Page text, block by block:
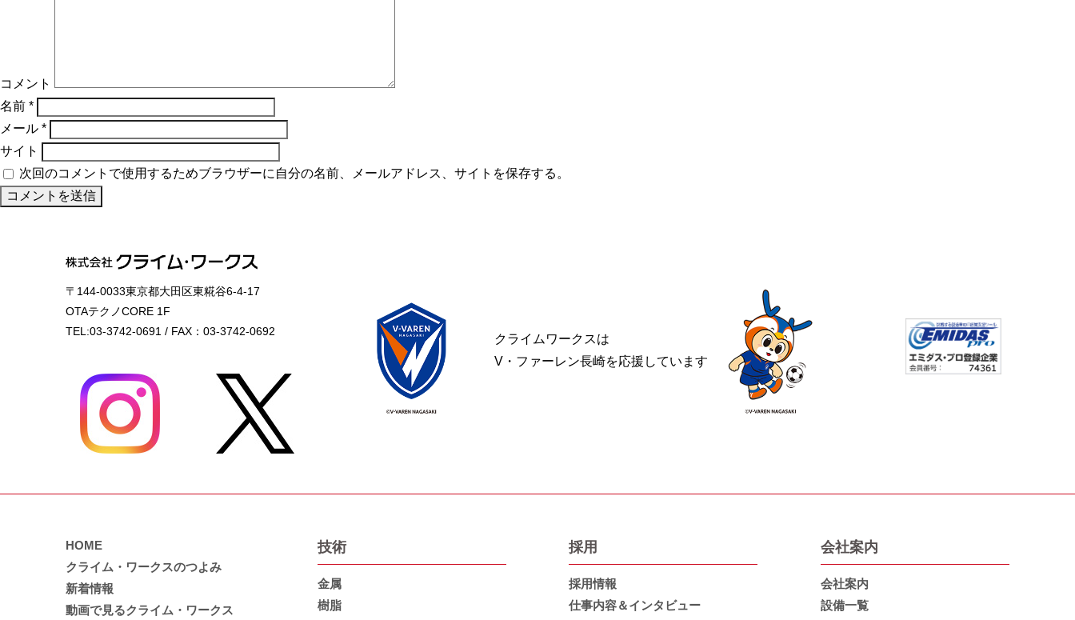
コメント
名前 *
メール *
サイト
次回のコメントで使用するためブラウザーに自分の名前、メールアドレス、サイトを保存する。
〒144-0033東京都大田区東糀谷6-4-17
OTAテクノCORE 1F
TEL:03-3742-0691 / FAX：03-3742-0692
クライムワークスは
V・ファーレン長崎を応援しています
HOME
クライム・ワークスのつよみ
新着情報
動画で見るクライム・ワークス
技術
金属
樹脂
採用
採用情報
仕事内容＆インタビュー
会社案内
会社案内
設備一覧